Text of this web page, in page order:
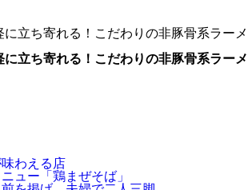
立ち寄れる！こだわりの非豚骨系ラーメ
立ち寄れる！こだわりの非豚骨系ラーメ
わえる店
ュー「鶏まぜそば」